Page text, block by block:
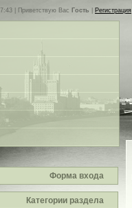
| Приветствую Вас Гость Регистрация
Форма входа
Категории раздела